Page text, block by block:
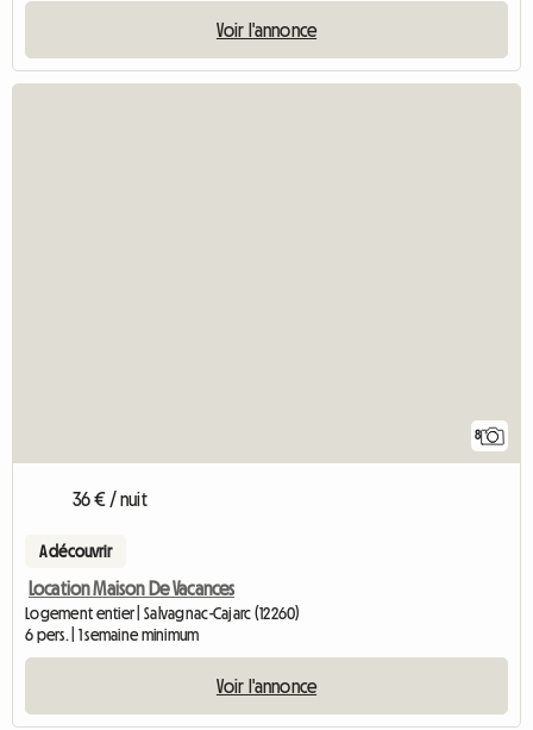
Voir l'annonce
8
36 € / nuit
A découvrir
Location Maison De Vacances
Logement entier | Salvagnac-Cajarc (12260)
6 pers. | 1 semaine minimum
Voir l'annonce